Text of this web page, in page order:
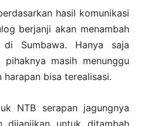
hasil komunikasi
berjanji akan menambah
Sumbawa. Hanya saja
masih menunggu
bisa terealisasi.
NTB serapan jagungnya
untuk ditambah